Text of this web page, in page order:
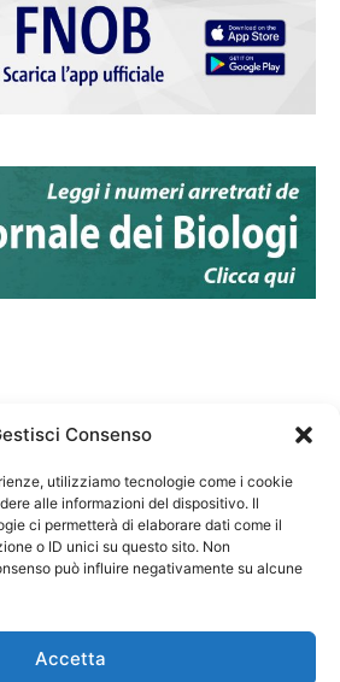
Consenso
utilizziamo tecnologie come i cookie
alle informazioni del dispositivo. Il
ci permetterà di elaborare dati come il
o ID unici su questo sito. Non
può influire negativamente su alcune
Accetta
Degli Ordini dei Biologi:
fiscale 80069130583
internet www.fnob.it: Vincenzo